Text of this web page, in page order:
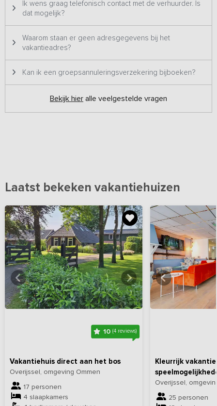
verhuurd.
Ik wens graag telefonisch contact met de verhuurder. Is
dat mogelijk?
Waarom staan er geen adresgegevens bij het
vakantieadres?
Kan ik een groepsannuleringsverzekering bijboeken?
Bekijk hier alle veelgestelde vragen
Laatst bekeken vakantiehuizen
10 (4 reviews)
Vakantiehuis direct aan het bos
Overijssel, omgeving Ommen
17 personen
4 slaapkamers
Bekijkhieralle foto's
Kleurrijk
Overijssel,
25 personen
Bekijk